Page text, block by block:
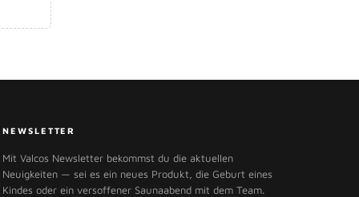
NEWSLETTER
Mit Valcos Newsletter bekommst du die aktuellen
Neuigkeiten — sei es ein neues Produkt, die Geburt eines
Kindes oder ein versoffener Saunaabend mit dem Team.